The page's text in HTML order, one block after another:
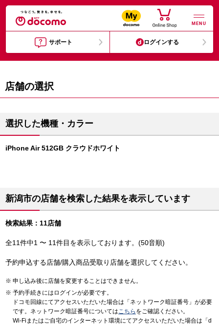
MENU
サポート ログインする
店舗の選択
選択した機種・カラー
iPhone Air 512GB クラウドホワイト
新潟市の店舗を検索した結果を表示しています
検索結果：11店舗
全11件中1 〜 11件目を表示しております。(50音順)
予約申込する店舗/購入商品受取り店舗を選択してください。
申し込み後に店舗を変更することはできません。
予約手続きにはログインが必要です。
ドコモ回線にてアクセスいただいた場合は「ネットワーク暗証番号」が必要
です。ネットワーク暗証番号についてはこちら をご確認ください。
Wi-Fiまたはご自宅のインターネット環境にてアクセスいただいた場合は「d